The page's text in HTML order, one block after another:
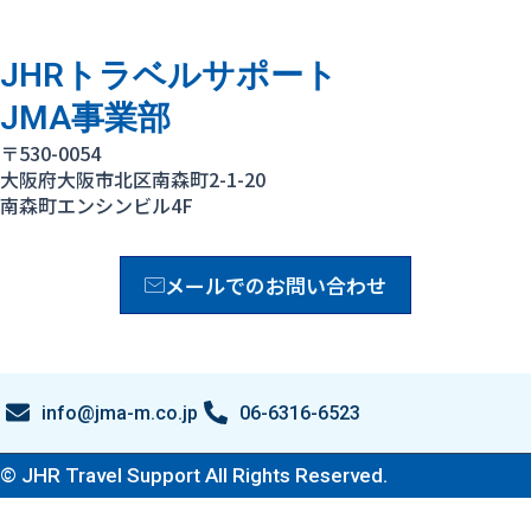
JHRトラベルサポート
JMA事業部
〒530-0054
大阪府大阪市北区南森町2-1-20
南森町エンシンビル4F
メールでのお問い合わせ
info@jma-m.co.jp 06-6316-6523
© JHR Travel Support All Rights Reserved.